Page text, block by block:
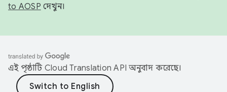
to AOSP দেখুন।
এই পৃষ্ঠাটি Cloud Translation API অনুবাদ করেছে।